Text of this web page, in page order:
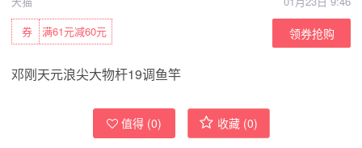
满61元减60元
券 领券抢购
邓刚天元浪尖大物杆19调鱼竿
值得 (0) 收藏 (0)